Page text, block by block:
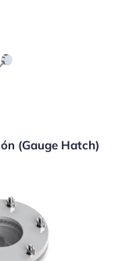
(Gauge Hatch)